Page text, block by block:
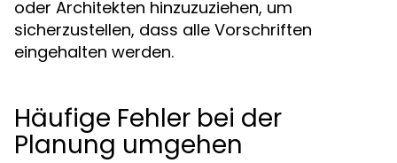
oder Architekten hinzuzuziehen, um
sicherzustellen, dass alle Vorschriften
eingehalten werden.
Häufige Fehler bei der
Planung umgehen